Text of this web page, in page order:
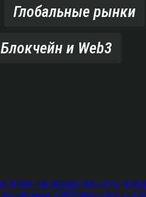
Глобальные рынки
Блокчейн и Web3